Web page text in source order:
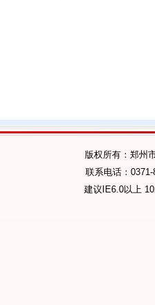
版权所有：郑州
联系电话：
建议IE6.0以上